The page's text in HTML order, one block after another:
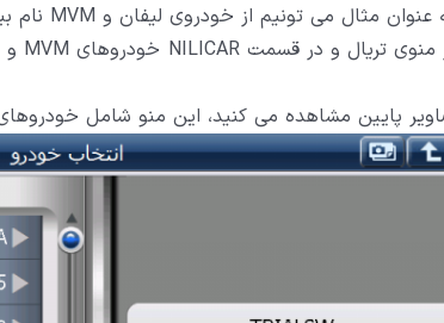
پایین مشاهده می کنید، این منو شامل